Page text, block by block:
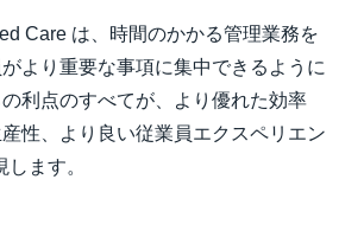
Care は、時間のかかる管理業務を
より重要な事項に集中できるように
利点のすべてが、より優れた効率
性、より良い従業員エクスペリエン
します。